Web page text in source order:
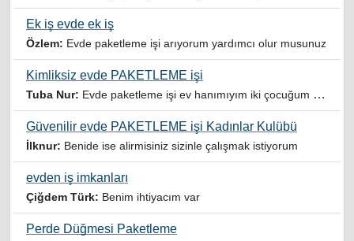
Ek iş evde ek iş
Özlem: Evde paketleme işi arıyorum yardımcı olur musunuz
Kimliksiz evde PAKETLEME işi
Tuba Nur: Evde paketleme işi ev hanımıyım iki çocuğum var yardımcı olursanız sevinirim
Güvenilir evde PAKETLEME işi Kadınlar Kulübü
İlknur: Benide ise alirmisiniz sizinle çalışmak istiyorum
evden iş imkanları
Çiğdem Türk: Benim ihtiyacım var
Perde Düğmesi Paketleme